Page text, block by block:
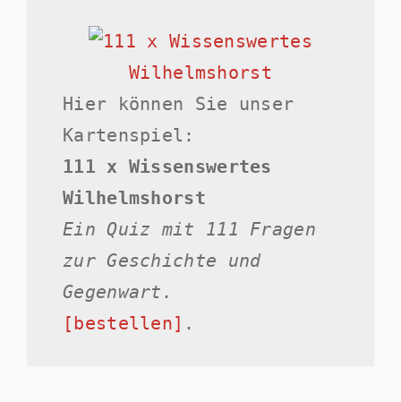
Hier können Sie unser
Kartenspiel:
111 x Wissenswertes
Wilhelmshorst
Ein Quiz mit 111 Fragen
zur Geschichte und
Gegenwart.
[bestellen] .